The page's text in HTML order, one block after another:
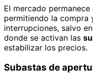
El mercado
permitiendo la compra
interrupciones, salvo
donde se activan las
estabilizar los precios.
Subastas de